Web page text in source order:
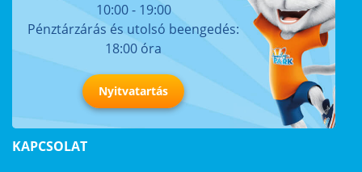
10:00 - 19:00
Pénztárzárás és utolsó beengedés:
18:00 óra
Nyitvatartás
KAPCSOLAT